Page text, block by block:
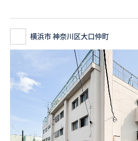
横浜市 神奈川区大口仲町